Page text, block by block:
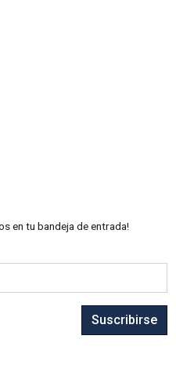
en tu bandeja de entrada!
Suscribirse